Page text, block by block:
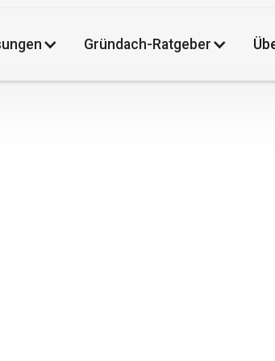
Gründach-Ratgeber